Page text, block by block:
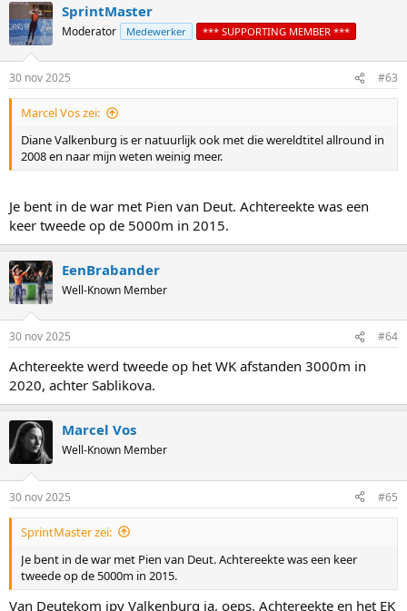
t
i
s
:
SprintMaster
Moderator Medewerker *** SUPPORTING MEMBER ***
30 nov 2025 #63
Marcel Vos zei:
Diane Valkenburg is er natuurlijk ook met die wereldtitel allround in
2008 en naar mijn weten weinig meer.
Je bent in de war met Pien van Deut. Achtereekte was een
keer tweede op de 5000m in 2015.
EenBrabander
Well-Known Member
30 nov 2025 #64
Achtereekte werd tweede op het WK afstanden 3000m in
2020, achter Sablikova.
Marcel Vos
Well-Known Member
30 nov 2025 #65
SprintMaster zei:
Je bent in de war met Pien van Deut. Achtereekte was een keer
tweede op de 5000m in 2015.
Van Deutekom ipv Valkenburg ja, oeps. Achtereekte en het EK